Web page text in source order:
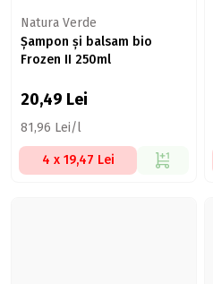
Natura Verde
Șampon și balsam bio
Frozen II 250ml
20,49 Lei
81,96 Lei/l
4 x 19,47 Lei